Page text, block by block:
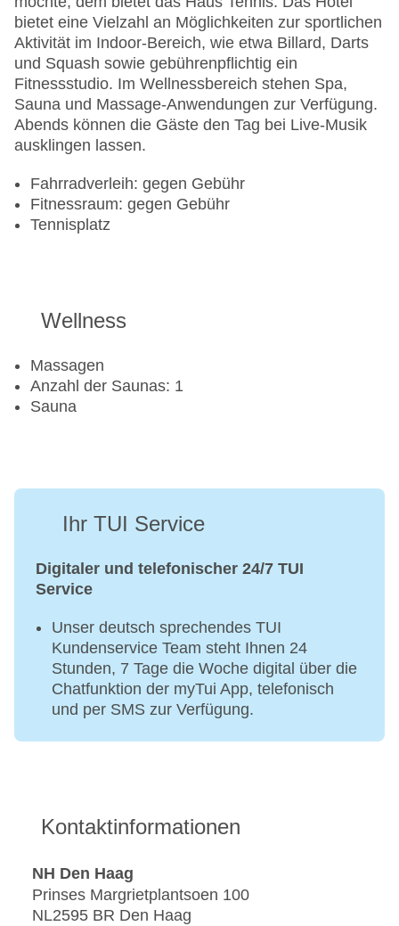
bietet eine Vielzahl an Möglichkeiten zur sportlichen
Aktivität im Indoor-Bereich, wie etwa Billard, Darts
und Squash sowie gebührenpflichtig ein
Fitnessstudio. Im Wellnessbereich stehen Spa,
Sauna und Massage-Anwendungen zur Verfügung.
Abends können die Gäste den Tag bei Live-Musik
ausklingen lassen.
Fahrradverleih: gegen Gebühr
Fitnessraum: gegen Gebühr
Tennisplatz
Wellness
Massagen
Anzahl der Saunas: 1
Sauna
Ihr TUI Service
Digitaler und telefonischer 24/7 TUI
Service
Unser deutsch sprechendes TUI
Kundenservice Team steht Ihnen 24
Stunden, 7 Tage die Woche digital über die
Chatfunktion der myTui App, telefonisch
und per SMS zur Verfügung.
Kontaktinformationen
NH Den Haag
Prinses Margrietplantsoen 100
NL2595 BR Den Haag